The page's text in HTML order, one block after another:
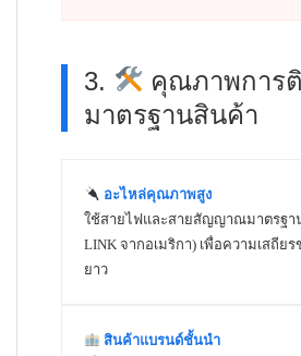
3.
คุณภาพการ
มาตรฐานสินค้า
อะไหล่คุณภาพสูง
ใช้สายไฟและสายสัญญาณมาตรฐา
LINK จากอเมริกา) เพื่อความเสถีย
ยาว
สินค้าแบรนด์ชั้นนำ